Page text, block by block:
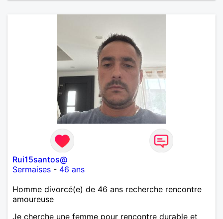
Rui15santos@
Sermaises - 46 ans
Homme divorcé(e) de 46 ans recherche rencontre
amoureuse
Je cherche une femme pour rencontre durable et